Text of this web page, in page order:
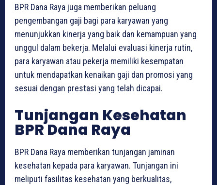
BPR Dana Raya juga memberikan peluang
pengembangan gaji bagi para karyawan yang
menunjukkan kinerja yang baik dan kemampuan yang
unggul dalam bekerja. Melalui evaluasi kinerja rutin,
para karyawan atau pekerja memiliki kesempatan
untuk mendapatkan kenaikan gaji dan promosi yang
sesuai dengan prestasi yang telah dicapai.
Tunjangan Kesehatan
BPR Dana Raya
BPR Dana Raya memberikan tunjangan jaminan
kesehatan kepada para karyawan. Tunjangan ini
meliputi fasilitas kesehatan yang berkualitas,